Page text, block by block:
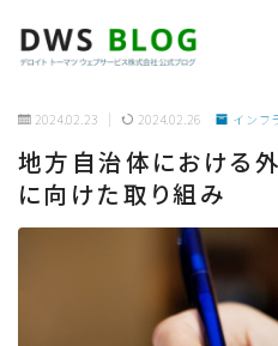
ホーム
AWS
2024.02.23 2024.02.26 インフ
地方自治体における
に向けた取り組み